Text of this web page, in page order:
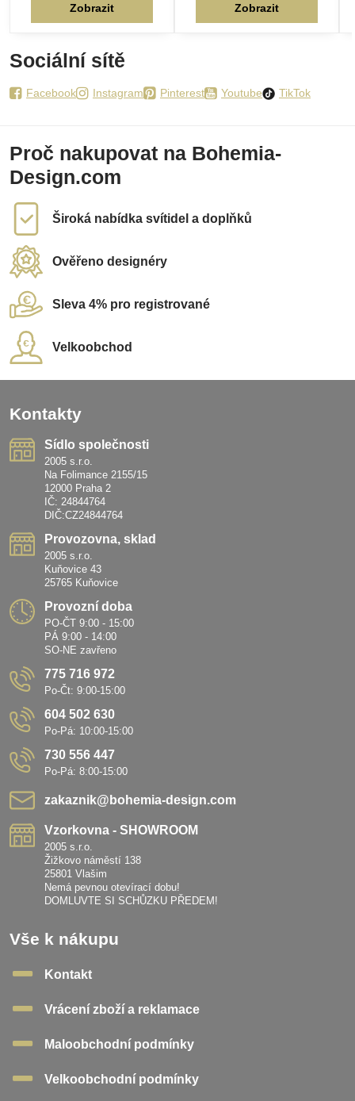
Zobrazit Zobrazit
Sociální sítě
Facebook Instagram Pinterest Youtube TikTok
Proč nakupovat na Bohemia-
Design.com
Široká nabídka svítidel a doplňků
Ověřeno designéry
Sleva 4% pro registrované
Velkoobchod
Kontakty
Sídlo společnosti
2005 s.r.o.
Na Folimance 2155/15
12000 Praha 2
IČ: 24844764
DIČ:CZ24844764
Provozovna, sklad
2005 s.r.o.
Kuňovice 43
25765 Kuňovice
Provozní doba
PO-ČT 9:00 - 15:00
PÁ 9:00 - 14:00
SO-NE zavřeno
775 716 972
Po-Čt: 9:00-15:00
604 502 630
Po-Pá: 10:00-15:00
730 556 447
Po-Pá: 8:00-15:00
zakaznik​@bohemia-design​.com
Vzorkovna - SHOWROOM
2005 s.r.o.
Žižkovo náměstí 138
25801 Vlašim
Nemá pevnou otevírací dobu!
DOMLUVTE SI SCHŮZKU PŘEDEM!
Vše k nákupu
Kontakt
Vrácení zboží a reklamace
Maloobchodní podmínky
Velkoobchodní podmínky